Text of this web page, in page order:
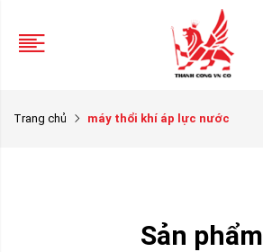
Trang chủ máy thổi khí áp lực nước
Sản phẩm